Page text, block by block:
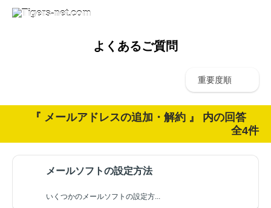
よくあるご質問
重要度順
『 メールアドレスの追加・解約 』 内の回答
全4件
メールソフトの設定方法
いくつかのメールソフトの設定方...